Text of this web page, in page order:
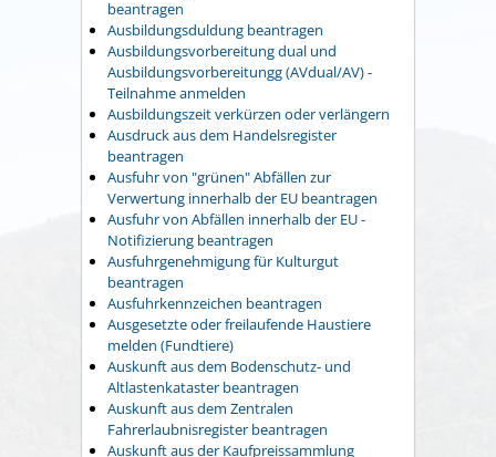
beantragen
Ausbildungsduldung beantragen
Ausbildungsvorbereitung dual und
Ausbildungsvorbereitungg (AVdual/AV) -
Teilnahme anmelden
Ausbildungszeit verkürzen oder verlängern
Ausdruck aus dem Handelsregister
beantragen
Ausfuhr von "grünen" Abfällen zur
Verwertung innerhalb der EU beantragen
Ausfuhr von Abfällen innerhalb der EU -
Notifizierung beantragen
Ausfuhrgenehmigung für Kulturgut
beantragen
Ausfuhrkennzeichen beantragen
Ausgesetzte oder freilaufende Haustiere
melden (Fundtiere)
Auskunft aus dem Bodenschutz- und
Altlastenkataster beantragen
Auskunft aus dem Zentralen
Fahrerlaubnisregister beantragen
Auskunft aus der Kaufpreissammlung